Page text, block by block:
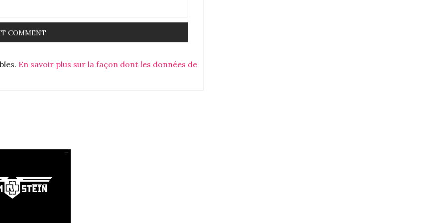
En savoir plus sur la façon dont les données de